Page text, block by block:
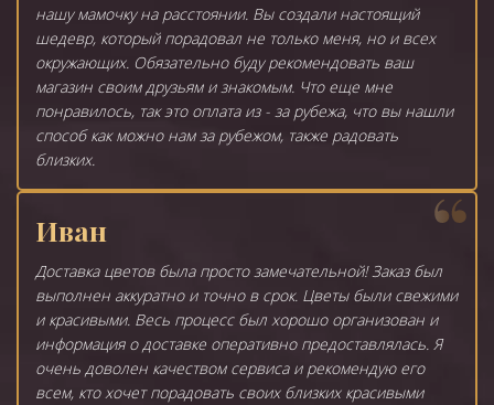
нашу мамочку на расстоянии. Вы создали настоящий
шедевр, который порадовал не только меня, но и всех
окружающих. Обязательно буду рекомендовать ваш
магазин своим друзьям и знакомым. Что еще мне
понравилось, так это оплата из - за рубежа, что вы нашли
способ как можно нам за рубежом, также радовать
близких.
Иван
Доставка цветов была просто замечательной! Заказ был
выполнен аккуратно и точно в срок. Цветы были свежими
и красивыми. Весь процесс был хорошо организован и
информация о доставке оперативно предоставлялась. Я
очень доволен качеством сервиса и рекомендую его
всем, кто хочет порадовать своих близких красивыми